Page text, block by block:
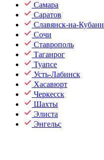
Самара
Саратов
Славянск-на-Кубани
Сочи
Ставрополь
Таганрог
Туапсе
Усть-Лабинск
Хасавюрт
Черкесск
Шахты
Элиста
Энгельс